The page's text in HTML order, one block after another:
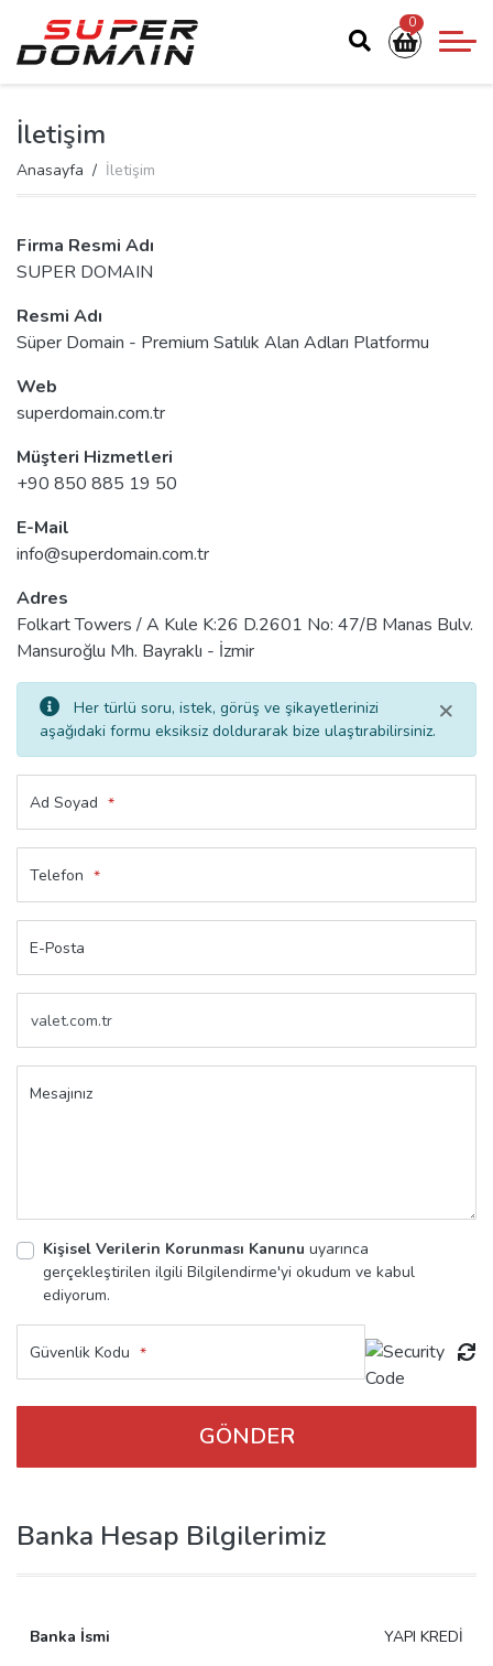
0
İletişim
Anasayfa İletişim
Firma Resmi Adı
SUPER DOMAIN
Resmi Adı
Süper Domain - Premium Satılık Alan Adları Platformu
Web
superdomain.com.tr
Müşteri Hizmetleri
+90 850 885 19 50
E-Mail
info@superdomain.com.tr
Adres
Folkart Towers / A Kule K:26 D.2601 No: 47/B Manas Bulv.
Mansuroğlu Mh. Bayraklı - İzmir
×
Her türlü soru, istek, görüş ve şikayetlerinizi
aşağıdaki formu eksiksiz doldurarak bize ulaştırabilirsiniz.
Ad Soyad *
Telefon *
E-Posta
Mesajınız
Kişisel Verilerin Korunması Kanunu uyarınca
gerçekleştirilen ilgili Bilgilendirme'yi okudum ve kabul
ediyorum.
Güvenlik Kodu *
Banka Hesap Bilgilerimiz
YAPI KREDİ